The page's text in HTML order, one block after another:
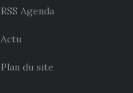
RSS Agenda
Actu
Plan du site